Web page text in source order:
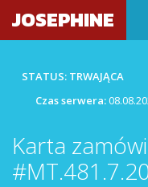
JOSEPHINE
STATUS: TRWAJĄCA
Czas serwera:
Karta